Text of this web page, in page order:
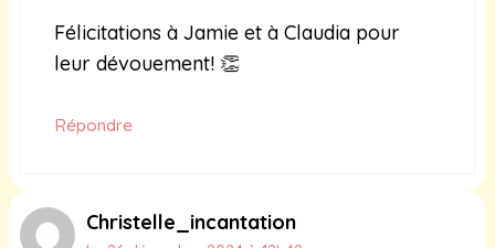
Félicitations à Jamie et à Claudia pour
leur dévouement! 👏
Répondre
Christelle_incantation